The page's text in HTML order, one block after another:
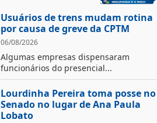
Usuários de trens mudam rotina
por causa de greve da CPTM
06/08/2026
Algumas empresas dispensaram
funcionários do presencial...
Lourdinha Pereira toma posse no
Senado no lugar de Ana Paula
Lobato